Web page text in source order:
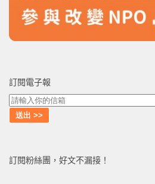
訂閱電子報
訂閱粉絲團，好文不漏接！